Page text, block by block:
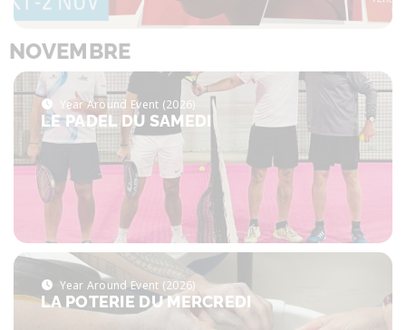
NOVEMBRE
Year Around Event (2026)
LE PADEL DU SAMEDI
Year Around Event (2026)
LA POTERIE DU MERCREDI